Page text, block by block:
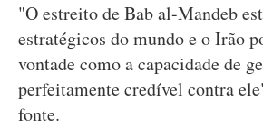
"O estreito de Bab al-Mandeb
estratégicos do mundo e o Irão
vontade como a capacidade de
perfeitamente credível contra
fonte.